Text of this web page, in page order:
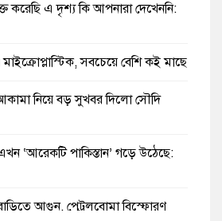
করেছি এ দৃশ্য কি আপনারা দেখেননি:
সবচেয়ে বেশি কই মাছে
নিয়ে বড় সুখবর দিলো সৌদি
‘আরেকটি পাকিস্তান’ গড়ে উঠেছে:
আগুন, পেট্রলবোমা বিস্ফোরণ